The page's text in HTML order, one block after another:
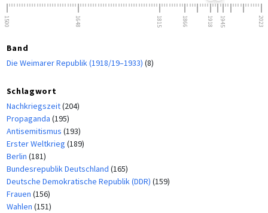
1500 1648 1815 1866 1918 1945 2023
Band
Die Weimarer Republik (1918/19–1933) (8)
Schlagwort
Nachkriegszeit(204)
Propaganda (195)
Antisemitismus (193)
Erster Weltkrieg (189)
Berlin (181)
Bundesrepublik Deutschland (165)
Deutsche Demokratische Republik (DDR) (159)
Frauen (156)
Wahlen (151)